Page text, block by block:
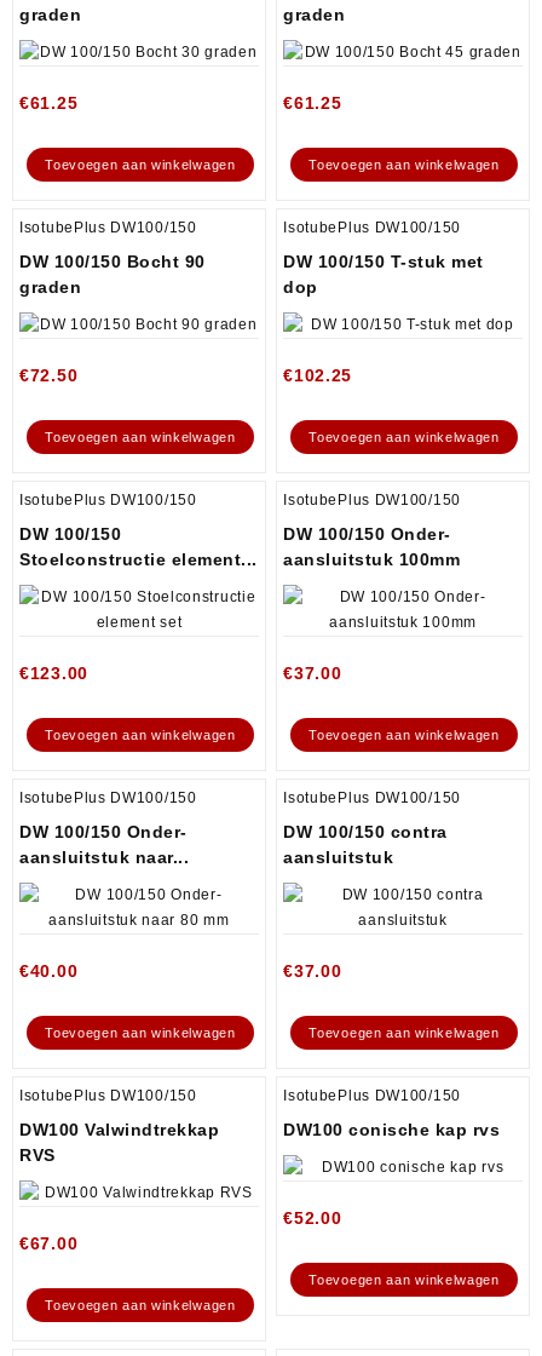
graden
€61.25
Toevoegen aan winkelwagen
graden
€61.25
Toevoegen aan winkelwagen
IsotubePlus DW100/150
DW 100/150 Bocht 90
graden
€72.50
Toevoegen aan winkelwagen
IsotubePlus DW100/150
DW 100/150 T-stuk met
dop
€102.25
Toevoegen aan winkelwagen
IsotubePlus DW100/150
DW 100/150
Stoelconstructie element...
€123.00
Toevoegen aan winkelwagen
IsotubePlus DW100/150
DW 100/150 Onder-
aansluitstuk 100mm
€37.00
Toevoegen aan winkelwagen
IsotubePlus DW100/150
DW 100/150 Onder-
aansluitstuk naar...
€40.00
Toevoegen aan winkelwagen
IsotubePlus DW100/150
DW 100/150 contra
aansluitstuk
€37.00
Toevoegen aan winkelwagen
IsotubePlus DW100/150
DW100 Valwindtrekkap
RVS
€67.00
Toevoegen aan winkelwagen
IsotubePlus DW100/150
DW100 conische kap rvs
€52.00
Toevoegen aan winkelwagen